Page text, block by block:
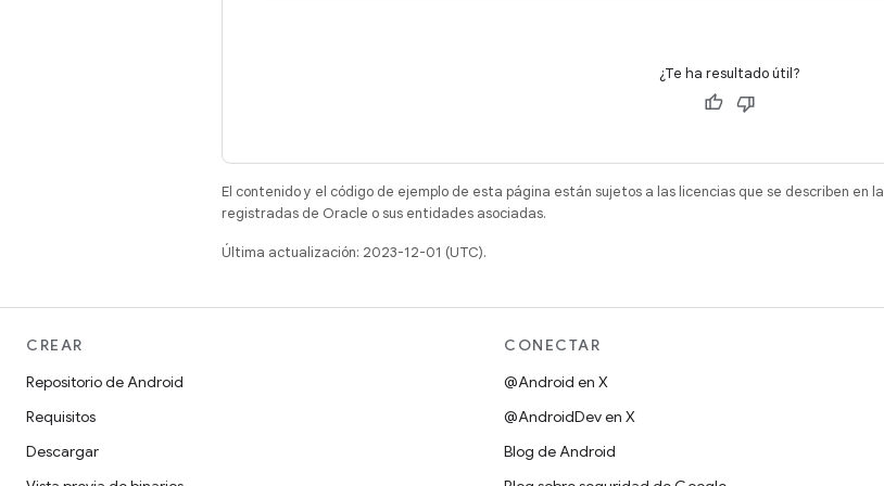
¿Te ha resultado útil?
El contenido y el código de ejemplo de esta página están sujetos a las licencias que se describen en la
registradas de Oracle o sus entidades asociadas.
Última actualización: 2023-12-01 (UTC).
CREAR
Repositorio de Android
Requisitos
Descargar
CONECTAR
@Android en X
@AndroidDev en X
Blog de Android